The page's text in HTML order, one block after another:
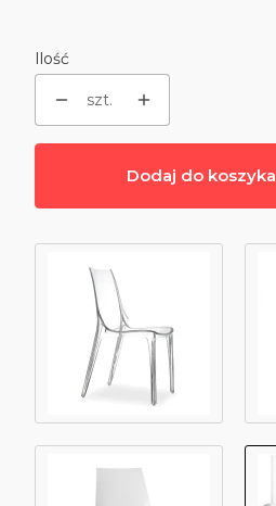
Ilość
szt.
Dodaj do koszyka